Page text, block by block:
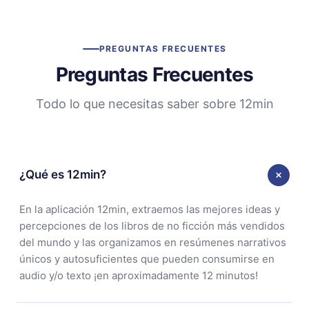
PREGUNTAS FRECUENTES
Preguntas Frecuentes
Todo lo que necesitas saber sobre 12min
¿Qué es 12min?
En la aplicación 12min, extraemos las mejores ideas y
percepciones de los libros de no ficción más vendidos
del mundo y las organizamos en resúmenes narrativos
únicos y autosuficientes que pueden consumirse en
audio y/o texto ¡en aproximadamente 12 minutos!